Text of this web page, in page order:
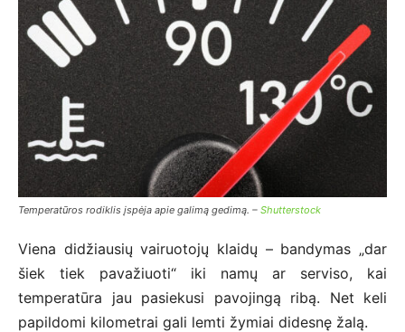
Temperatūros rodiklis įspėja apie galimą gedimą. – Shutterstock
Viena didžiausių vairuotojų klaidų – bandymas „dar
šiek tiek pavažiuoti“ iki namų ar serviso, kai
temperatūra jau pasiekusi pavojingą ribą. Net keli
papildomi kilometrai gali lemti žymiai didesnę žalą.